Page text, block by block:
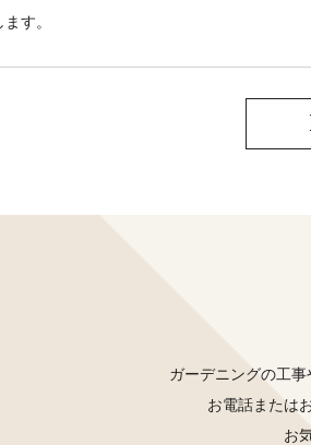
す。
ガーデニングの工
お電話または
お